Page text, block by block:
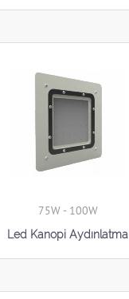
75W - 100W
Led Kanopi Aydınlatma